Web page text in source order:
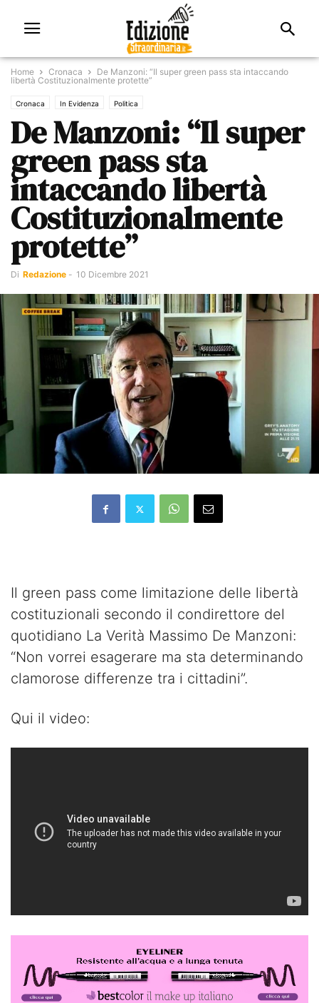
Home Cronaca
De Manzoni: “Il super green pass sta intaccando
libertà Costituzionalmente protette”
Cronaca In Evidenza Politica
De Manzoni: “Il super
green pass sta
intaccando libertà
Costituzionalmente
protette”
Di Redazione - 10 Dicembre 2021
Il green pass come limitazione delle libertà
costituzionali secondo il condirettore del
quotidiano La Verità Massimo De Manzoni:
“Non vorrei esagerare ma sta determinando
clamorose differenze tra i cittadini”.
Qui il video: